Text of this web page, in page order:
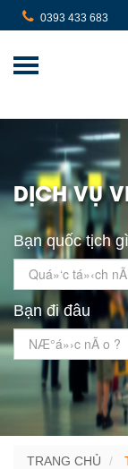
0393 433 683
DỊCH VỤ
Bạn quốc tịch
Quá»‘c tá»‹ch
Bạn đi đâu
NÆ°á»›c nÃ o ?
TRANG CHỦ